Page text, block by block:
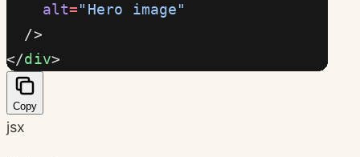
    alt
="Hero image"
  />
</div>
Copy
jsx